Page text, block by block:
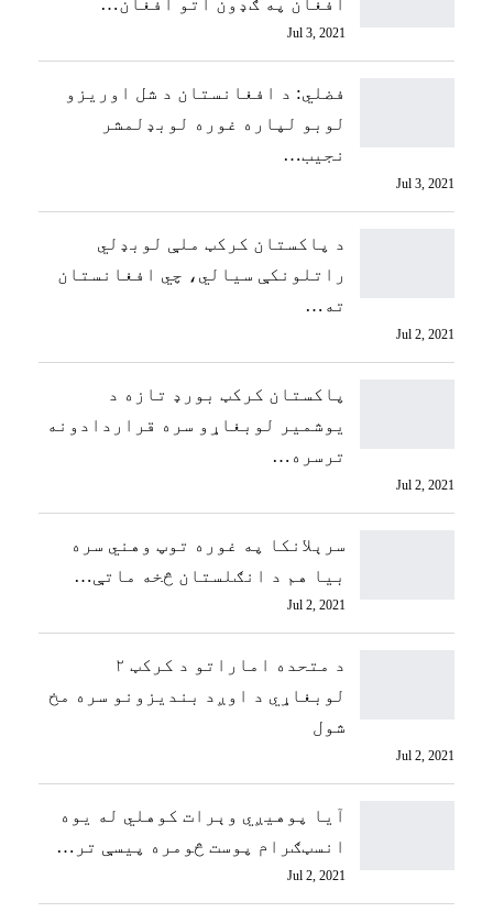
او اووه لوبي يي بایللي دي د څلورو نمرو په درلودلو
Jul 3, 2021
فضلي: د افغانستان د شل اوریزو
لوبو لپاره غوره لوبډلمشر
نجیب…
Jul 3, 2021
د پاکستان کرکټ ملې لوبډلي
راتلونکې سیالي، چي افغانستان
ته…
Jul 2, 2021
پاکستان کرکټ بورډ تازه د
یوشمیر لوبغاړو سره قراردادونه
ترسره…
Jul 2, 2021
سرېلانکا په غوره توپ وهني سره
بیا هم د انګلستان څخه ماتې…
Jul 2, 2021
د متحده اماراتو د کرکټ ۲
لوبغاړي د اوږد بندیزونو سره مخ
شول
Jul 2, 2021
آیا پوهیږي وېرات کوهلي له يوه
انسټګرام پوست څومره پيسې تر…
Jul 2, 2021